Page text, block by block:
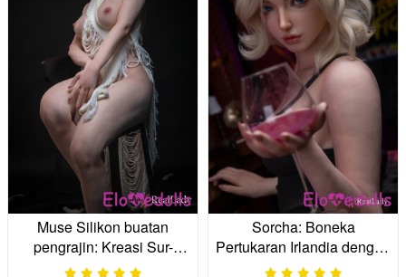
Muse Silikon buatan
pengrajin: Kreasi Sur-
mesure Anda
Sorcha: Boneka
Pertukaran Irlandia dengan
Tatapan Berbintik-bintik